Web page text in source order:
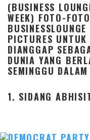
(BUSINESS
WEEK) FOTO-
PICTURES
DIANGGAP
DUNIA YANG
SEMINGGU
1. SIDANG